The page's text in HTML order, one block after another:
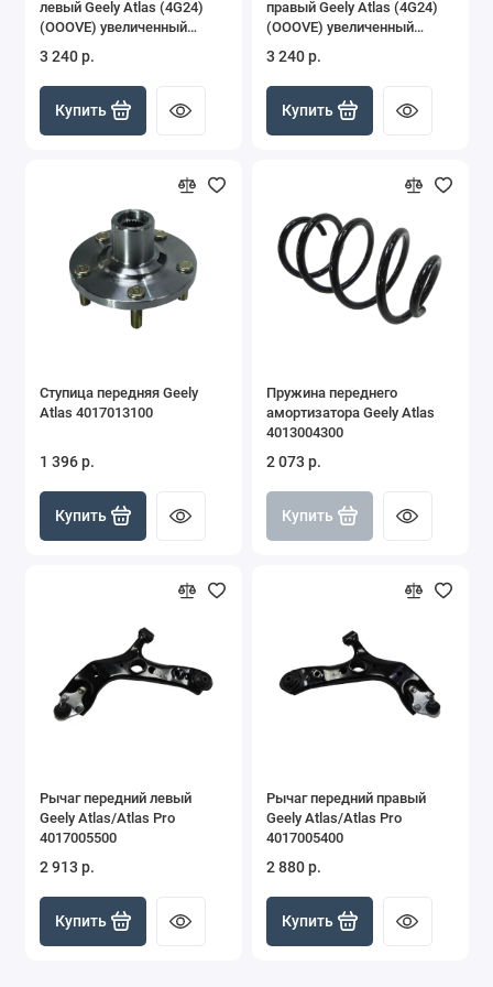
MK
Monjaro
Emgrand New 2024-
левый Geely Atlas (4G24)
(OOOVE) увеличенный
3 240 р.
Купить
правый Geely Atlas (4G24)
(OOOVE) увеличенный
3 240 р.
Купить
Ступица передняя Geely
Atlas 4017013100
1 396 р.
Купить
Пружина переднего
амортизатора Geely Atlas
4013004300
2 073 р.
Купить
Рычаг передний левый
Geely Atlas/Atlas Pro
4017005500
2 913 р.
Купить
Рычаг передний правый
Geely Atlas/Atlas Pro
4017005400
2 880 р.
Купить